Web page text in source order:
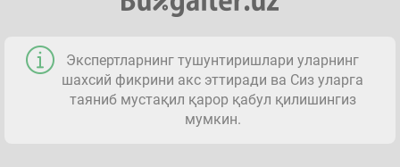
Экспертларнинг тушунтиришлари уларнинг
шахсий фикрини акс эттиради ва Сиз уларга
таяниб мустақил қарор қабул қилишингиз
мумкин.